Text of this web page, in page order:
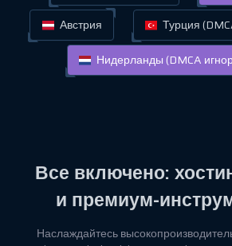
Австрия
Турция
Нидерланды (DMCA
Все включено:
и премиум-
Наслаждайтесь